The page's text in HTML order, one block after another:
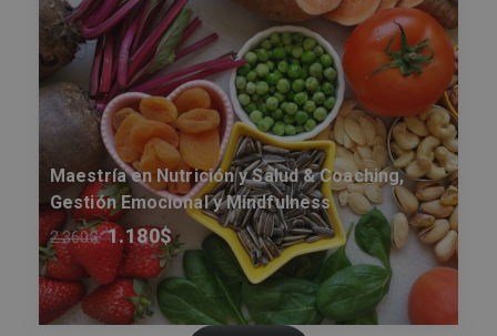
Maestría en Nutrición y Salud & Coaching,
Gestión Emocional y Mindfulness
2.360$ 1.180$